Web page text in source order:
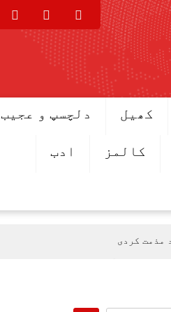
کھیل دلچسپ و عجیب
کالمز ادب
مذمت کردی
عرب پہنچ گئے